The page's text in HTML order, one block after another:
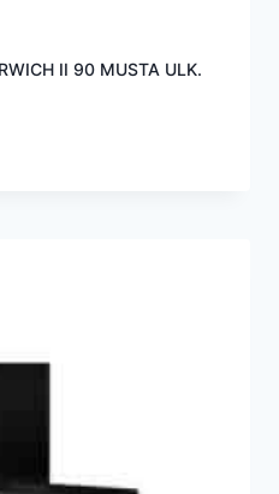
II 90 MUSTA ULK.